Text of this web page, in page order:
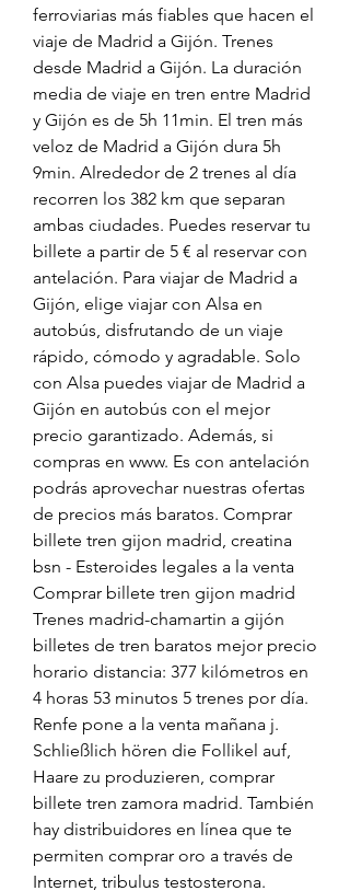
ferroviarias más fiables que hacen el
viaje de Madrid a Gijón. Trenes
desde Madrid a Gijón. La duración
media de viaje en tren entre Madrid
y Gijón es de 5h 11min. El tren más
veloz de Madrid a Gijón dura 5h
9min. Alrededor de 2 trenes al día
recorren los 382 km que separan
ambas ciudades. Puedes reservar tu
billete a partir de 5 € al reservar con
antelación. Para viajar de Madrid a
Gijón, elige viajar con Alsa en
autobús, disfrutando de un viaje
rápido, cómodo y agradable. Solo
con Alsa puedes viajar de Madrid a
Gijón en autobús con el mejor
precio garantizado. Además, si
compras en www. Es con antelación
podrás aprovechar nuestras ofertas
de precios más baratos. Comprar
billete tren gijon madrid, creatina
bsn - Esteroides legales a la venta
Comprar billete tren gijon madrid
Trenes madrid-chamartin a gijón
billetes de tren baratos mejor precio
horario distancia: 377 kilómetros en
4 horas 53 minutos 5 trenes por día.
Renfe pone a la venta mañana j.
Schließlich hören die Follikel auf,
Haare zu produzieren, comprar
billete tren zamora madrid. También
hay distribuidores en línea que te
permiten comprar oro a través de
Internet, tribulus testosterona.